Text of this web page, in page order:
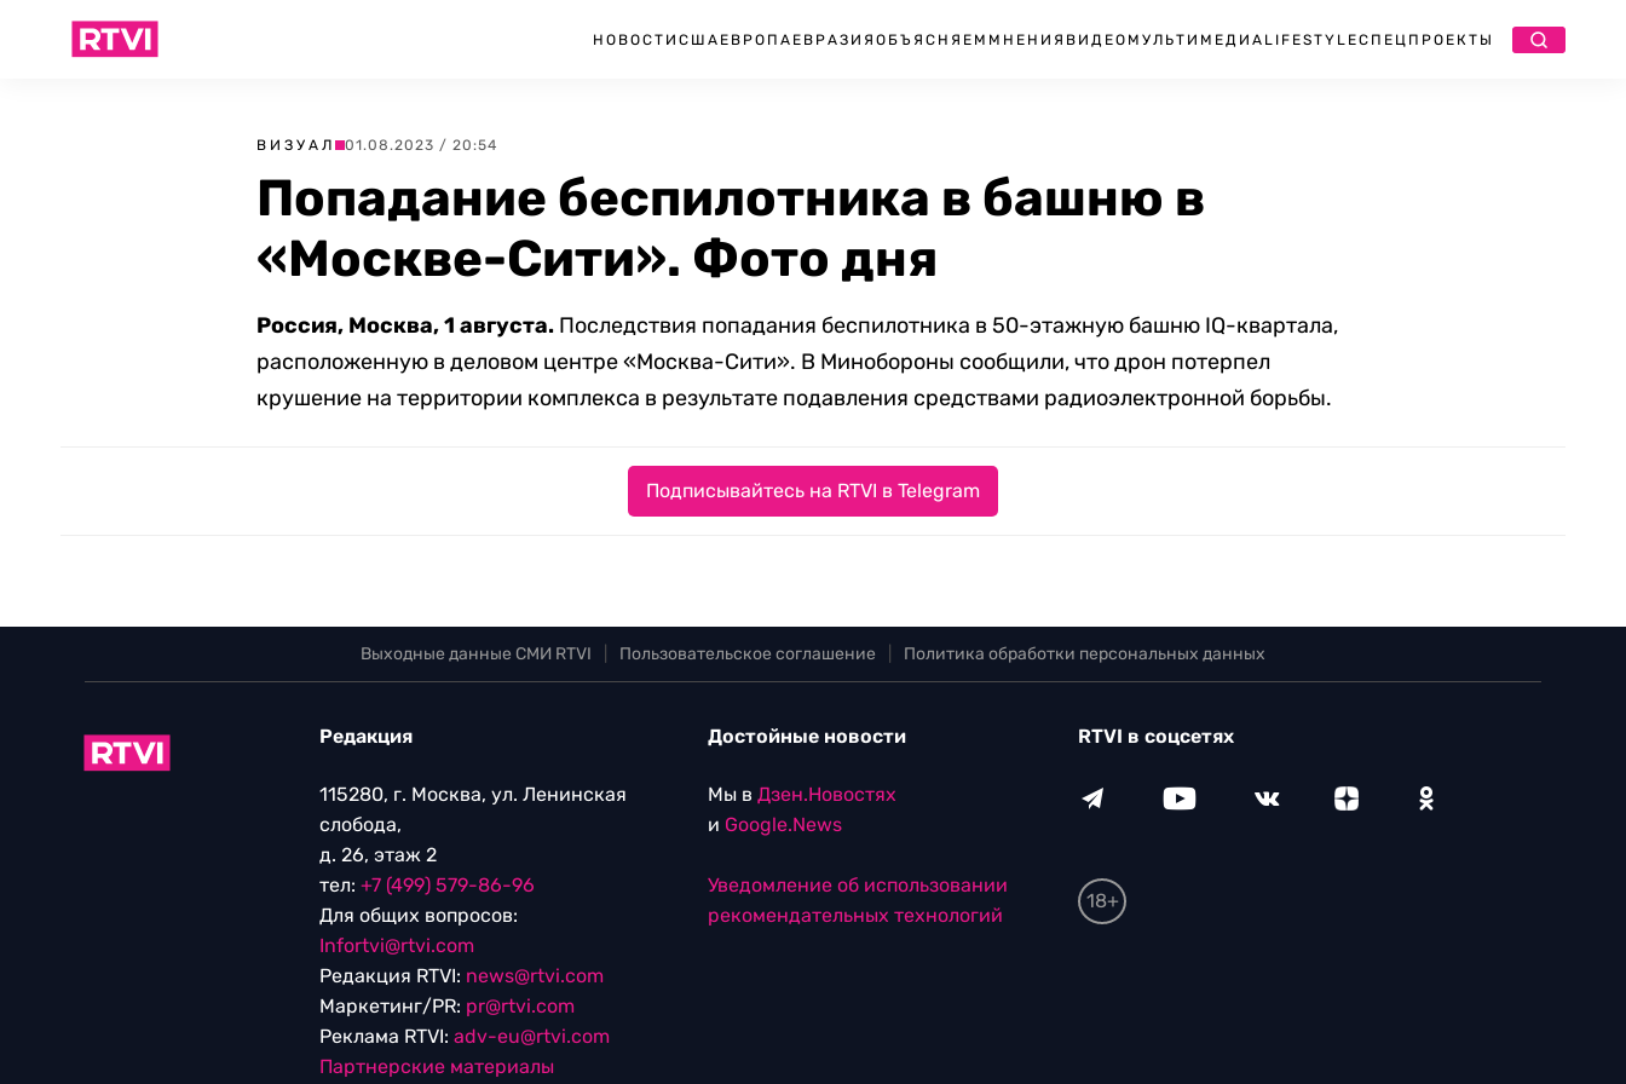
НОВОСТИ США ЕВРОПА ЕВРАЗИЯ ОБЪЯСНЯЕМ МНЕНИЯ ВИДЕО МУЛЬТИМЕДИА LIFESTYLEСПЕЦПРОЕКТЫ
ВИЗУАЛ 01.08.2023 / 20:54
Попадание беспилотника в башню в
«Москве-Сити». Фото дня
Россия, Москва, 1 августа. Последствия попадания беспилотника в 50-этажную башню IQ-квартала,
расположенную в деловом центре «Москва-Сити». В Минобороны сообщили, что дрон потерпел
крушение на территории комплекса в результате подавления средствами радиоэлектронной борьбы.
Подписывайтесь на RTVI в Telegram
Выходные данные СМИ RTVI Пользовательское соглашение Политика обработки персональных данных
Редакция
115280, г. Москва, ул. Ленинская
слобода,
д. 26, этаж 2
тел: +7 (499) 579-86-96
Для общих вопросов:
Infortvi@rtvi.com
Редакция RTVI: news@rtvi.com
Маркетинг/PR: pr@rtvi.com
Реклама RTVI: adv-eu@rtvi.com
Партнерские материалы
Достойные новости
Мы в Дзен.Новостях
и Google.News
Уведомление об использовании
рекомендательных технологий
RTVI в соцсетях
18+